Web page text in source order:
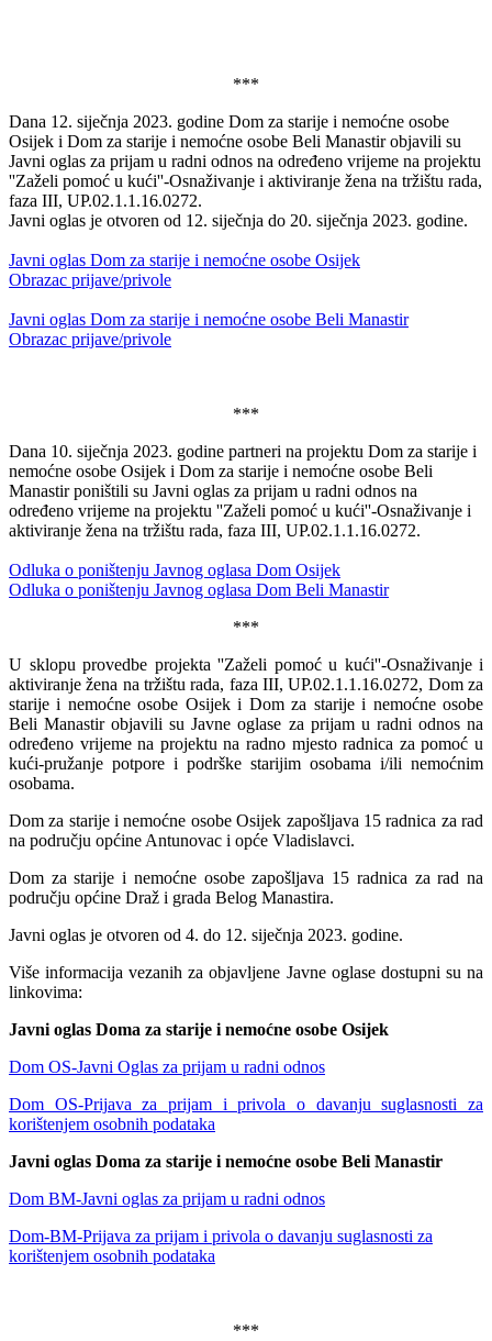
***
Dana 12. siječnja 2023. godine Dom za starije i nemoćne osobe
Osijek i Dom za starije i nemoćne osobe Beli Manastir objavili su
Javni oglas za prijam u radni odnos na određeno vrijeme na projektu
''Zaželi pomoć u kući''-Osnaživanje i aktiviranje žena na tržištu rada,
faza III, UP.02.1.1.16.0272.
Javni oglas je otvoren od 12. siječnja do 20. siječnja 2023. godine.
Javni oglas Dom za starije i nemoćne osobe Osijek
Obrazac prijave/privole
Javni oglas Dom za starije i nemoćne osobe Beli Manastir
Obrazac prijave/privole
***
Dana 10. siječnja 2023. godine partneri na projektu Dom za starije i
nemoćne osobe Osijek i Dom za starije i nemoćne osobe Beli
Manastir poništili su Javni oglas za prijam u radni odnos na
određeno vrijeme na projektu ''Zaželi pomoć u kući''-Osnaživanje i
aktiviranje žena na tržištu rada, faza III, UP.02.1.1.16.0272.
Odluka o poništenju Javnog oglasa Dom Osijek
Odluka o poništenju Javnog oglasa Dom Beli Manastir
***
U sklopu provedbe projekta ''Zaželi pomoć u kući''-Osnaživanje i
aktiviranje žena na tržištu rada, faza III, UP.02.1.1.16.0272, Dom za
starije i nemoćne osobe Osijek i Dom za starije i nemoćne osobe
Beli Manastir objavili su Javne oglase za prijam u radni odnos na
određeno vrijeme na projektu na radno mjesto radnica za pomoć u
kući-pružanje potpore i podrške starijim osobama i/ili nemoćnim
osobama.
Dom za starije i nemoćne osobe Osijek zapošljava 15 radnica za rad
na području općine Antunovac i opće Vladislavci.
Dom za starije i nemoćne osobe zapošljava 15 radnica za rad na
području općine Draž i grada Belog Manastira.
Javni oglas je otvoren od 4. do 12. siječnja 2023. godine.
Više informacija vezanih za objavljene Javne oglase dostupni su na
linkovima:
Javni oglas Doma za starije i nemoćne osobe Osijek
Dom OS-Javni Oglas za prijam u radni odnos
Dom OS-Prijava za prijam i privola o davanju suglasnosti za
korištenjem osobnih podataka
Javni oglas Doma za starije i nemoćne osobe Beli Manastir
Dom BM-Javni oglas za prijam u radni odnos
Dom-BM-Prijava za prijam i privola o davanju suglasnosti za
korištenjem osobnih podataka
***